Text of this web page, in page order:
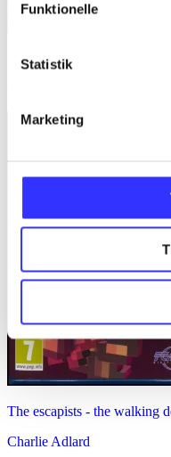
Funktionelle
Statistik
Marketing
Stardew Valley
The escapists - the walking
Charlie Adlard